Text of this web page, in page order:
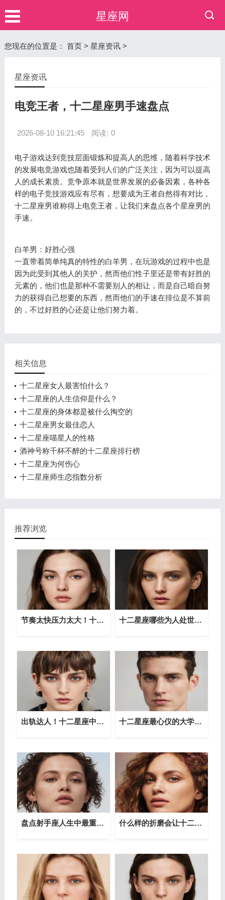
星座网
您现在的位置是： 首页> 星座资讯>
星座资讯
电竞王者，十二星座男手速盘点
2026-08-10 16:21:45 阅读: 0
电子游戏达到竞技层面锻炼和提高人的思维，随着科学技术
的发展电竞游戏也随着受到人们的广泛关注，因为可以提高
人的成长素质。竞争原本就是世界发展的必备因素，各种各
样的电子竞技游戏应有尽有，想要成为王者自然得有对比，
十二星座男谁称得上电竞王者，让我们来盘点各个星座男的
手速。
白羊男：好胜心强
一直带着简单纯真的特性的白羊男，在玩游戏的过程中也是
因为此受到其他人的关护，然而他们性子里还是带有好胜的
元素的，他们也是那种不需要别人的相让，而是自己暗自努
力的获得自己想要的东西，然而他们的手速在排位是不算前
的，不过好胜的心还是让他们努力着。
相关信息
十二星座女人最害怕什么？
十二星座的人生信仰是什么？
十二星座的身体都是被什么掏空的
十二星座男女最佳恋人
十二星座喵星人的性格
酒神号称千杯不醉的十二星座排行榜
十二星座为何伤心
十二星座师生恋指数分析
推荐浏览
节奏太快压力太大！十二星座初老症的表现 十二星座哪些为人处世精明
出轨达人！十二星座中谁最容易出轨 十二星座最心仪的大学是哪一所？
盘点射手座人生中最重要的三件事 什么样的折磨会让十二星座放手了